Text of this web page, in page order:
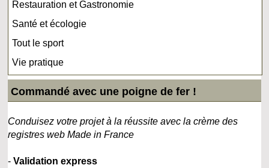
Restauration et Gastronomie
Santé et écologie
Tout le sport
Vie pratique
Commandé avec une poigne de fer !
Conduisez votre projet à la réussite avec la crème des
registres web Made in France
-Validation express